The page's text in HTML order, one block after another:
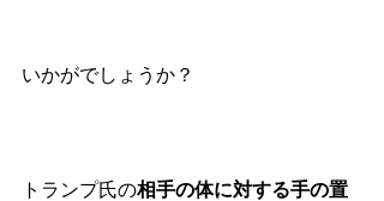
いかがでしょうか？
トランプ氏の相手の体に対する手の置